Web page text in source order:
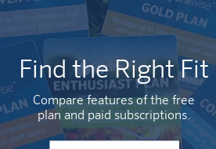
Find the Right Fit
Compare features of the free
plan and paid subscriptions.